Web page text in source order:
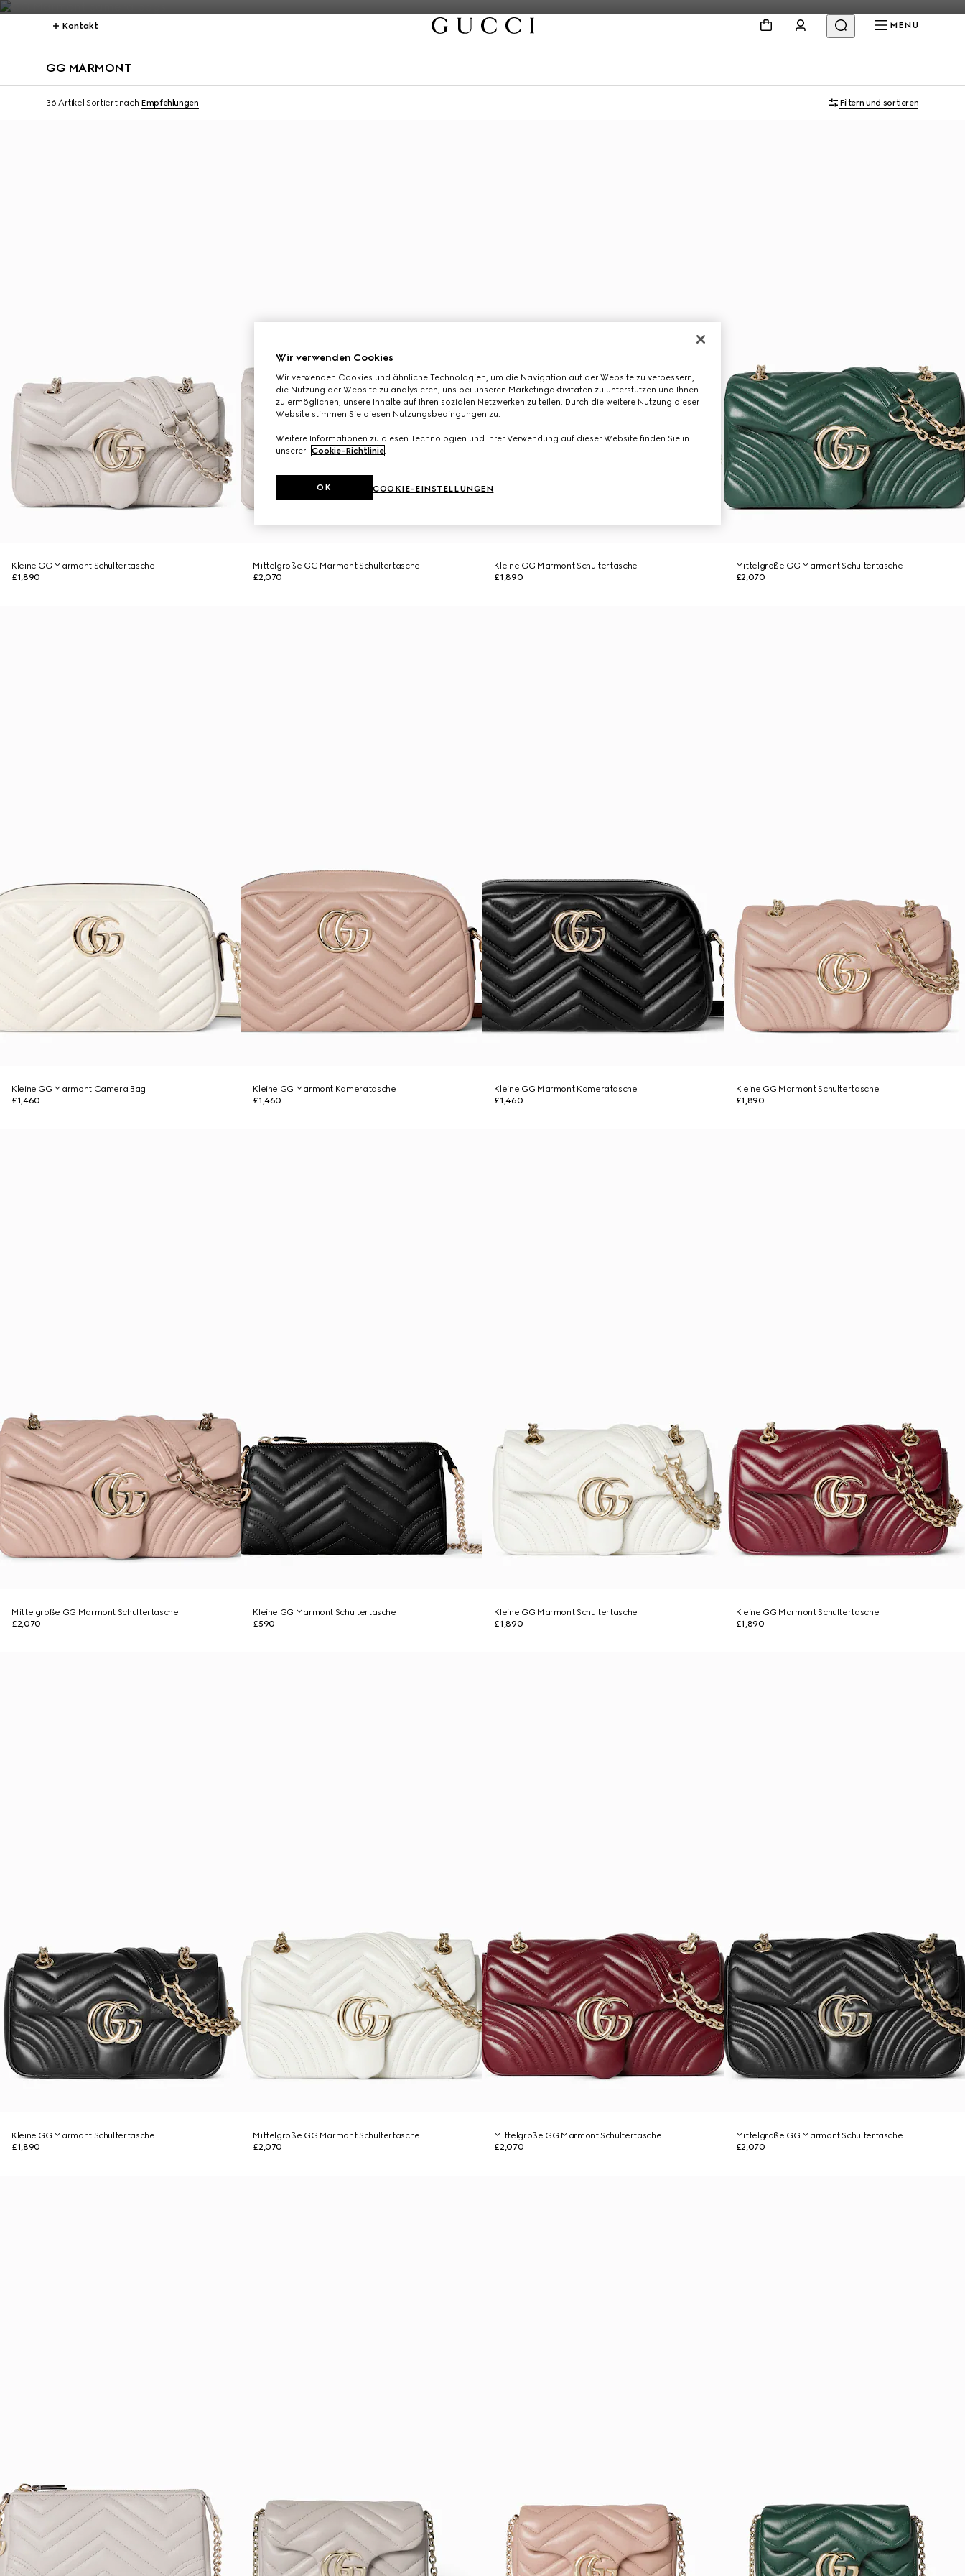
Kontakt MENU
GG MARMONT
36 Artikel Sortiert nach Empfehlungen Filtern und sortieren
Kleine GG Marmont Schultertasche
£1,890
Mittelgroße GG Marmont Schultertasche
£2,070
Kleine GG Marmont Schultertasche
£1,890
Mittelgroße GG Marmont Schultertasche
£2,070
Kleine GG Marmont Camera Bag
£1,460
Kleine GG Marmont Kameratasche
£1,460
Kleine GG Marmont Kameratasche
£1,460
Kleine GG Marmont Schultertasche
£1,890
Mittelgroße GG Marmont Schultertasche
£2,070
Kleine GG Marmont Schultertasche
£590
Kleine GG Marmont Schultertasche
£1,890
Kleine GG Marmont Schultertasche
£1,890
Kleine GG Marmont Schultertasche
£1,890
Mittelgroße GG Marmont Schultertasche
£2,070
Mittelgroße GG Marmont Schultertasche
£2,070
Mittelgroße GG Marmont Schultertasche
£2,070
Wir verwenden Cookies
Wir verwenden Cookies und ähnliche Technologien, um die Navigation auf der Website zu verbessern,
die Nutzung der Website zu analysieren, uns bei unseren Marketingaktivitäten zu unterstützen und Ihnen
zu ermöglichen, unsere Inhalte auf Ihren sozialen Netzwerken zu teilen. Durch die weitere Nutzung dieser
Website stimmen Sie diesen Nutzungsbedingungen zu.
Weitere Informationen zu diesen Technologien und ihrer Verwendung auf dieser Website finden Sie in
unserer Cookie-Richtlinie.
COOKIE-EINSTELLUNGEN
OK